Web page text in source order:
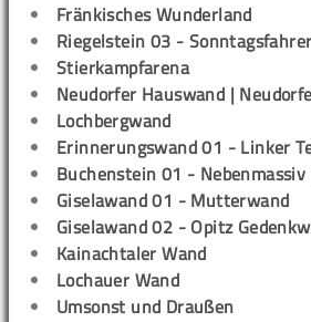
Fränkisches Wunderland
Riegelstein 03 - Sonntagsfahrer
Stierkampfarena
Neudorfer Hauswand |
Lochbergwand
Erinnerungswand 01 - Linker
Buchenstein 01 -
Giselawand 01 - Mutterwand
Giselawand 02 - Opitz
Kainachtaler Wand
Lochauer Wand
Umsonst und Draußen